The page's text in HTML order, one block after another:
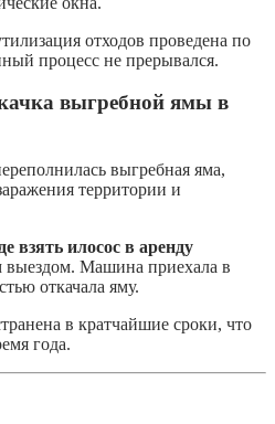
отходов проведена по
процесс не прерывался.
выгребной ямы в
выгребная яма,
территории и
взять илосос в аренду
выездом. Машина приехала в
откачала яму.
в кратчайшие сроки, что
года.